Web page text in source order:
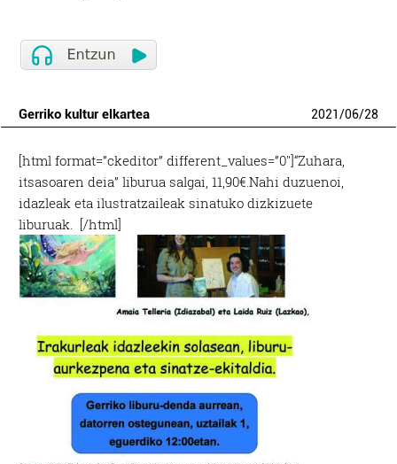
Gerriko kultur elkartea 2021/06/28
[html format=”ckeditor” different_values=”0″]“Zuhara,
itsasoaren deia” liburua salgai, 11,90€.Nahi duzuenoi,
idazleak eta ilustratzaileak sinatuko dizkizuete
liburuak. [/html]